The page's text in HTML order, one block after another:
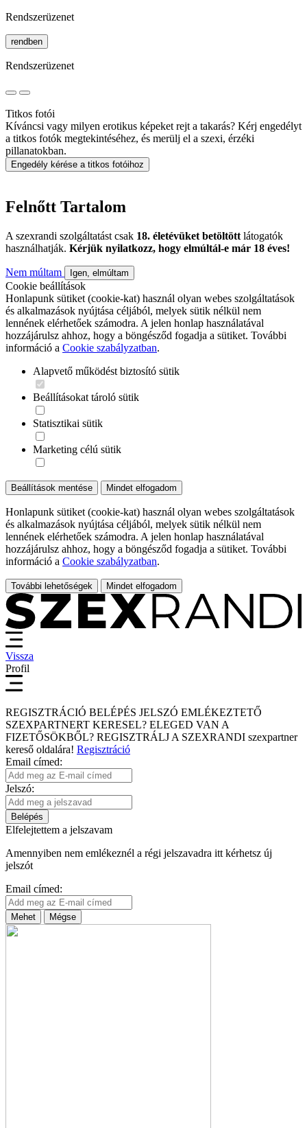
Rendszerüzenet
rendben
Rendszerüzenet
Titkos fotói
Kíváncsi vagy milyen erotikus képeket rejt a takarás? Kérj engedélyt
a titkos fotók megtekintéséhez, és merülj el a szexi, érzéki
pillanatokban.
Engedély kérése a titkos fotóihoz
Felnőtt Tartalom
A szexrandi szolgáltatást csak 18. életévüket betöltött látogatók
használhatják. Kérjük nyilatkozz, hogy elmúltál-e már 18 éves!
Nem múltam Igen, elmúltam
Cookie beállítások
Honlapunk sütiket (cookie-kat) használ olyan webes szolgáltatások
és alkalmazások nyújtása céljából, melyek sütik nélkül nem
lennének elérhetőek számodra. A jelen honlap használatával
hozzájárulsz ahhoz, hogy a böngésződ fogadja a sütiket. További
információ a Cookie szabályzatban.
Alapvető működést biztosító sütik
Beállításokat tároló sütik
Statisztikai sütik
Marketing célú sütik
Beállítások mentése Mindet elfogadom
Honlapunk sütiket (cookie-kat) használ olyan webes szolgáltatások
és alkalmazások nyújtása céljából, melyek sütik nélkül nem
lennének elérhetőek számodra. A jelen honlap használatával
hozzájárulsz ahhoz, hogy a böngésződ fogadja a sütiket. További
információ a Cookie szabályzatban.
További lehetőségek Mindet elfogadom
Vissza
Profil
REGISZTRÁCIÓ BELÉPÉS JELSZÓ EMLÉKEZTETŐ
SZEXPARTNERT KERESEL? ELEGED VAN A
FIZETŐSÖKBŐL? REGISZTRÁLJ A SZEXRANDI szexpartner
kereső oldalára! Regisztráció
Email címed:
Jelszó:
Belépés
Elfelejtettem a jelszavam
Amennyiben nem emlékeznél a régi jelszavadra itt kérhetsz új
jelszót
Email címed:
Mehet Mégse